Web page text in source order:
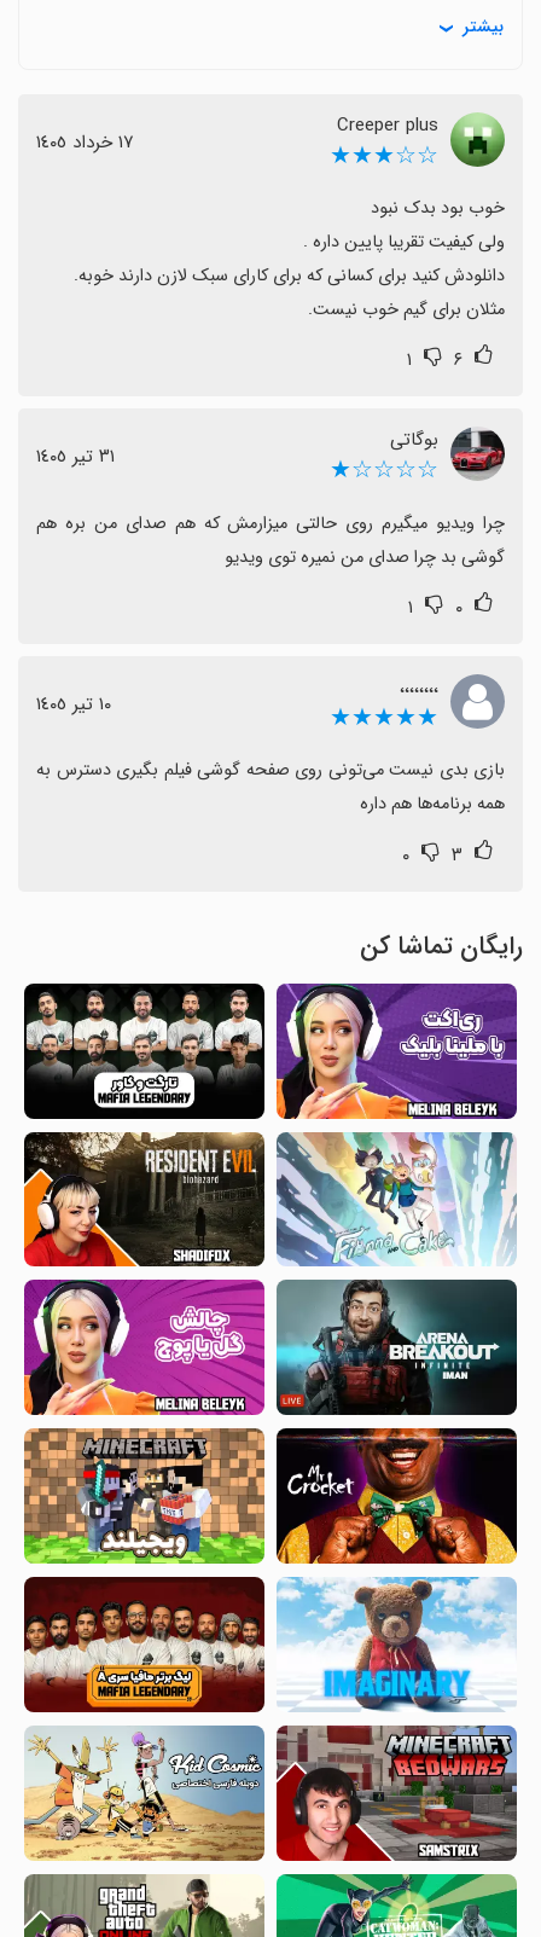
محتوای داخلی را محدود می‌کند.
کرده‌اند.
در کل برای ضبط سریع صفحه و کارهای سبک مناسب است و
با وجود محدودیت‌ها، گزینه‌ای قابل اعتماد برای کاربران
تازه‌کار یا کسانی که دنبال راهی ساده می‌گردند، محسوب
می‌شود.
بیشتر
Creeper plus
☆☆★★★ ١٧ خرداد ١٤٠٥
مثلان برای گیم خوب نیست.
۶ ۱
بوگاتی
☆☆☆☆★ ٣١ تیر ١٤٠٥
گوشی بد چرا صدای من نمیره توی ویدیو
۰ ۱
،،،،،،،،
★★★★★ ١٠ تیر ١٤٠٥
همه برنامه‌ها هم داره
۳ ۰
رایگان تماشا کن